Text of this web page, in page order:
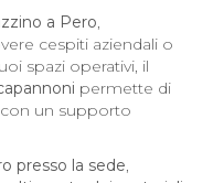
a Pero,
cespiti aziendali o
spazi operativi, il
permette di
con un supporto
presso la sede,